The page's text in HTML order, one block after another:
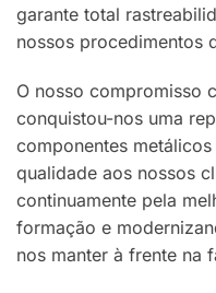
garante total
nossos procedimentos
O nosso compromisso
conquistou-nos uma
componentes
qualidade aos nossos
continuamente pela
formação e
nos manter à frente na